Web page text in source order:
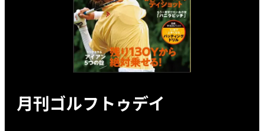
月刊ゴルフトゥデイ